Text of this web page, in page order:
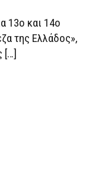
13ο και 14ο
της Ελλάδος»,
[…]